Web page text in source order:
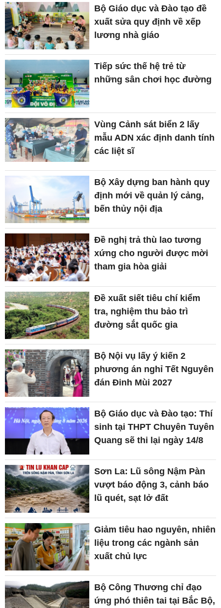
Bộ Giáo dục và Đào tạo đề
xuất sửa quy định về xếp
lương nhà giáo
Tiếp sức thế hệ trẻ từ
những sân chơi học đường
Vùng Cảnh sát biển 2 lấy
mẫu ADN xác định danh tính
các liệt sĩ
Bộ Xây dựng ban hành quy
định mới về quản lý cảng,
bến thủy nội địa
Đề nghị trả thù lao tương
xứng cho người được mời
tham gia hòa giải
Đề xuất siết tiêu chí kiểm
tra, nghiệm thu bảo trì
đường sắt quốc gia
Bộ Nội vụ lấy ý kiến 2
phương án nghỉ Tết Nguyên
đán Đinh Mùi 2027
Bộ Giáo dục và Đào tạo: Thí
sinh tại THPT Chuyên Tuyên
Quang sẽ thi lại ngày 14/8
Sơn La: Lũ sông Nậm Pàn
vượt báo động 3, cảnh báo
lũ quét, sạt lở đất
Giảm tiêu hao nguyên, nhiên
liệu trong các ngành sản
xuất chủ lực
Bộ Công Thương chỉ đạo
ứng phó thiên tai tại Bắc Bộ,